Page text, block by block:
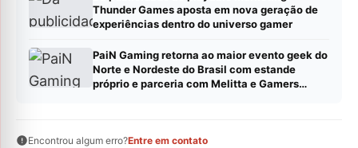
Thunder Games aposta em nova geração de
experiências dentro do universo gamer
PaiN Gaming retorna ao maior evento geek do
Norte e Nordeste do Brasil com estande
próprio e parceria com Melitta e Gamers
Encontrou algum erro?Entre em contato